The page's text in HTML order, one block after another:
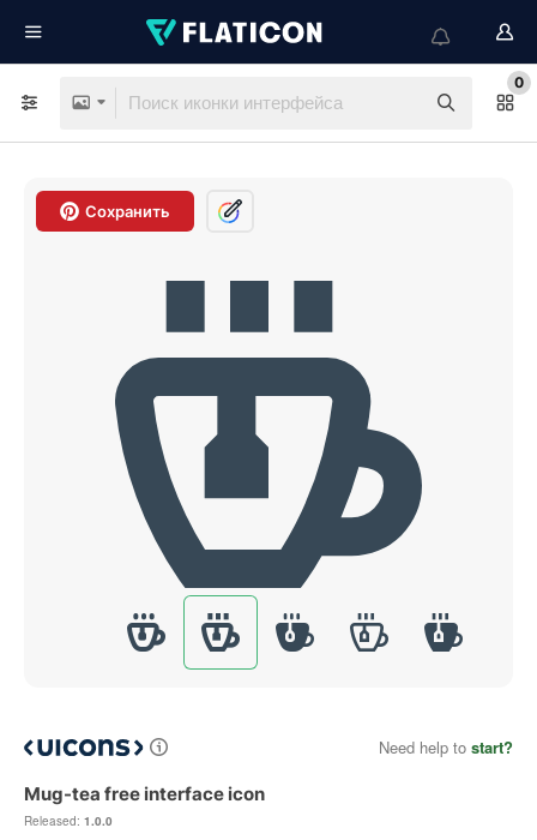
0
Сохранить
Need help to start?
Mug-tea free interface icon
Released: 1.0.0